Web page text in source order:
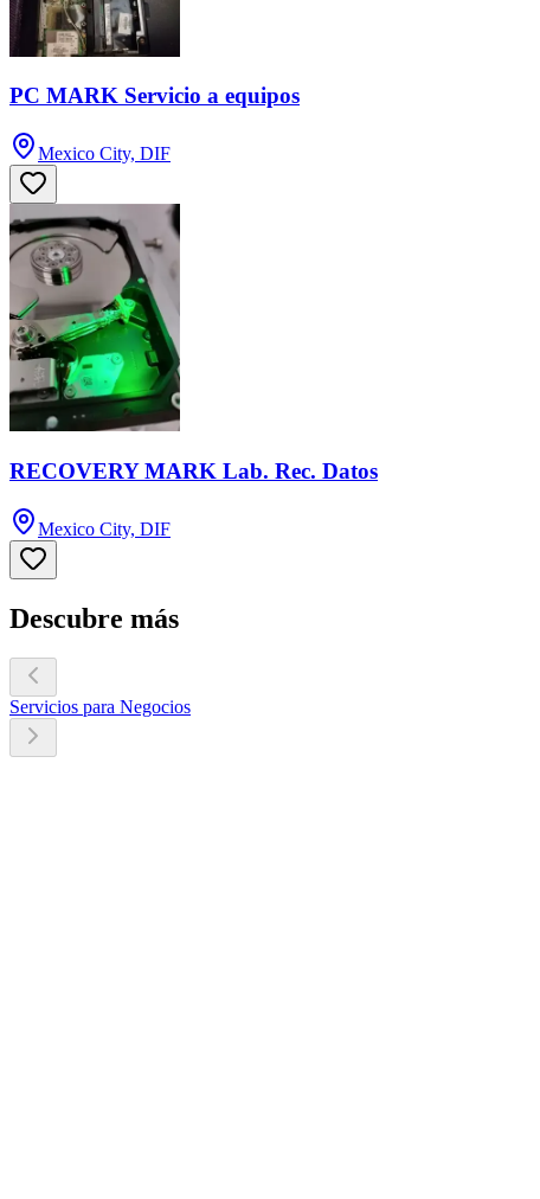
PC MARK Servicio a equipos
Mexico City, DIF
RECOVERY MARK Lab. Rec. Datos
Mexico City, DIF
Descubre más
Servicios para Negocios